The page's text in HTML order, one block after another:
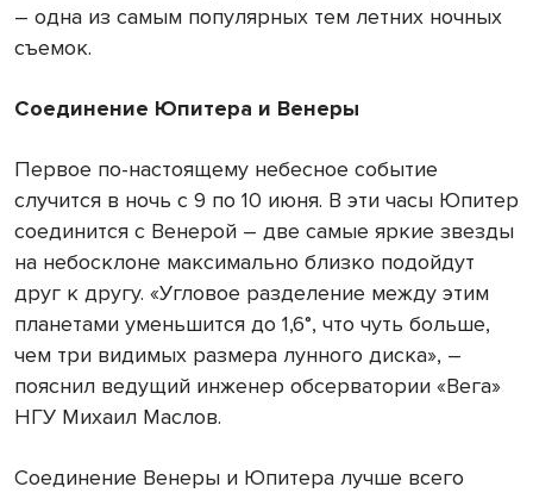
– одна из самым популярных тем летних ночных
съемок.
Соединение Юпитера и Венеры
Первое по-настоящему небесное событие
случится в ночь с 9 по 10 июня. В эти часы Юпитер
соединится с Венерой – две самые яркие звезды
на небосклоне максимально близко подойдут
друг к другу. «Угловое разделение между этим
планетами уменьшится до 1,6°, что чуть больше,
чем три видимых размера лунного диска», –
пояснил ведущий инженер обсерватории «Вега»
НГУ Михаил Маслов.
Соединение Венеры и Юпитера лучше всего